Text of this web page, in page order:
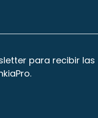
para recibir las